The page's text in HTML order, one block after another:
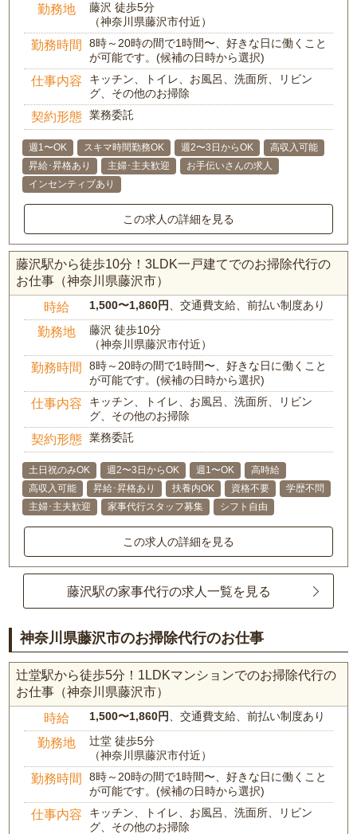
勤務地
藤沢 徒歩5分
（神奈川県藤沢市付近）
勤務時間
8時～20時の間で1時間〜、好きな日に働くこと
が可能です。(候補の日時から選択)
仕事内容
キッチン、トイレ、お風呂、洗面所、リビン
グ、その他のお掃除
契約形態 業務委託
週1〜OK スキマ時間勤務OK 週2〜3日からOK
高収入可能
昇給･昇格あり
主婦･主夫歓迎
お手伝いさんの求人
インセンティブあり
この求人の詳細を見る
藤沢駅から徒歩10分！3LDK一戸建てでのお掃除代行の
お仕事（神奈川県藤沢市）
時給 1,500〜1,860円、交通費支給、前払い制度あり
勤務地
藤沢 徒歩10分
（神奈川県藤沢市付近）
勤務時間
8時～20時の間で1時間〜、好きな日に働くこと
が可能です。(候補の日時から選択)
仕事内容
キッチン、トイレ、お風呂、洗面所、リビン
グ、その他のお掃除
契約形態 業務委託
土日祝のみOK 週2〜3日からOK 週1〜OK
高時給
高収入可能
昇給･昇格あり 扶養内OK 資格不要
学歴不問
主婦･主夫歓迎
家事代行スタッフ募集 シフト自由
この求人の詳細を見る
藤沢駅の家事代行の求人一覧を見る
神奈川県藤沢市のお掃除代行のお仕事
辻堂駅から徒歩5分！1LDKマンションでのお掃除代行の
お仕事（神奈川県藤沢市）
時給 1,500〜1,860円 、交通費支給、前払い制度あり
勤務地
辻堂 徒歩5分
（神奈川県藤沢市付近）
勤務時間
8時～20時の間で1時間〜、好きな日に働くこと
が可能です。(候補の日時から選択)
仕事内容
キッチン、トイレ、お風呂、洗面所、リビン
グ、その他のお掃除